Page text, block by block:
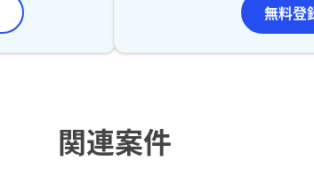
無料登
関連案件